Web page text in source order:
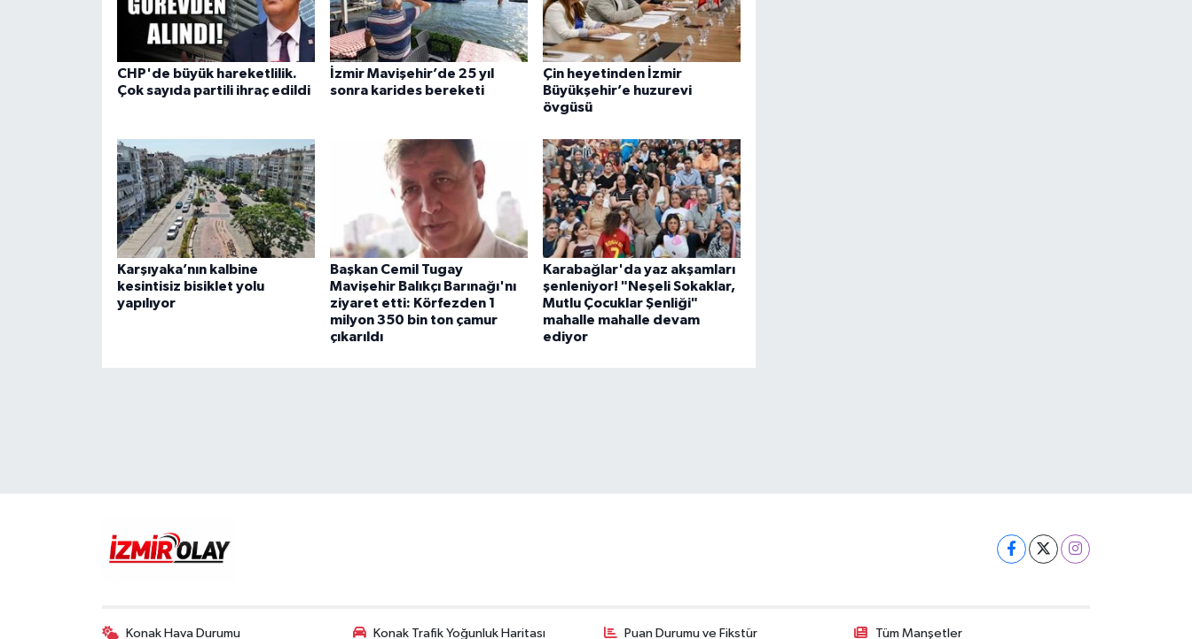
CHP'de büyük hareketlilik.
Çok sayıda partili ihraç edildi
İzmir Mavişehir’de 25 yıl
sonra karides bereketi
Çin heyetinden İzmir
Büyükşehir’e huzurevi
övgüsü
Karşıyaka’nın kalbine
kesintisiz bisiklet yolu
yapılıyor
Başkan Cemil Tugay
Mavişehir Balıkçı Barınağı'nı
ziyaret etti: Körfezden 1
milyon 350 bin ton çamur
çıkarıldı
Karabağlar'da yaz akşamları
şenleniyor! "Neşeli Sokaklar,
Mutlu Çocuklar Şenliği"
mahalle mahalle devam
ediyor
Konak Hava Durumu Konak Trafik Yoğunluk Haritası Puan Durumu ve Fikstür Tüm Manşetler